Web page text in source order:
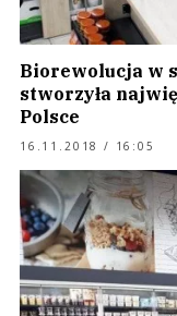
Biorewolucja w
stworzyła
Polsce
16.11.2018 / 16:05